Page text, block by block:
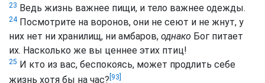
23 Ведь жизнь важнее пищи, и тело важнее одежды.
24Посмотрите на воронов, они не сеют и не жнут, у
них нет ни хранилищ, ни амбаров, однако Бог питает
их. Насколько же вы ценнее этих птиц!
25 И кто из вас, беспокоясь, может продлить себе
жизнь хотя бы на час? [93]